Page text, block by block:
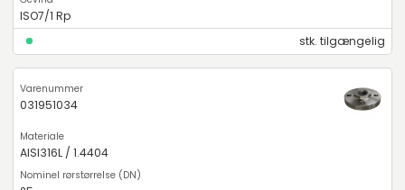
ISO7/1 Rp
stk. tilgængelig
031951034
AISI316L / 1.4404